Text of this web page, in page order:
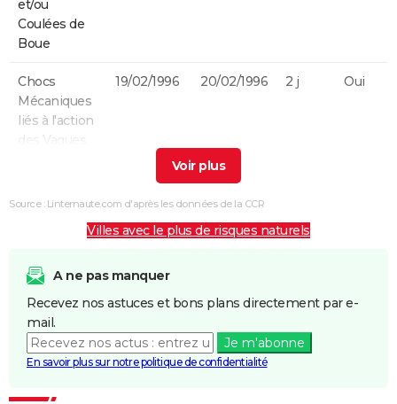
et/ou
Coulées de
Boue
Chocs
Mécaniques
liés à l'action
des Vagues
19/02/1996 20/02/1996 2 j Oui
et/ou
17/01/1995 31/01/1995
Inondations
Boue
09/08/1994
Inondations
08/06/1993 09/06/1993
Source : Linternaute.com d'après les données de la CCR
Villes avec le plus de risques naturels
A ne pas manquer
Recevez nos astuces et bons plans directement par e-
mail.
Je m'abonne
En savoir plus sur notre politique de confidentialité